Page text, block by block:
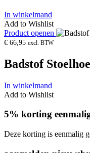
In winkelmand
Add to Wishlist
Product openen
€ 66,95 excl. BTW
Badstof
In winkelmand
Add to Wishlist
5% korting
Deze korting is eenmalig